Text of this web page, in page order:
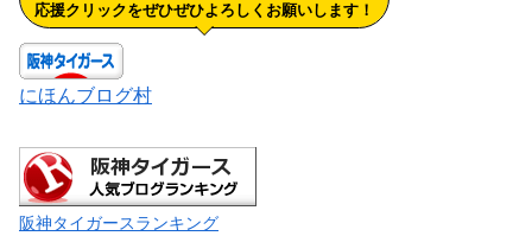
応援クリックをぜひぜひよろしくお願いします！
にほんブログ村
阪神タイガースランキング